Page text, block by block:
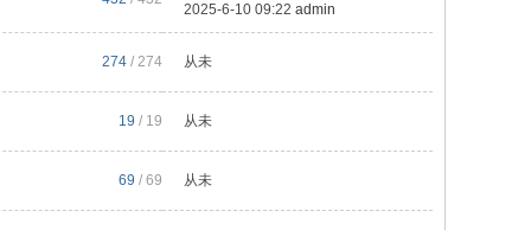
2025-6-10 09:22 admin
274 / 274 从未
19 / 19 从未
69 / 69 从未